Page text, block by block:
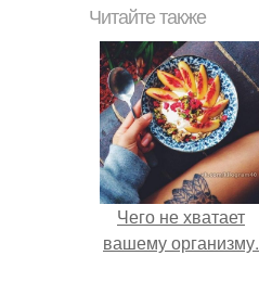
Читайте также
Чего не хватает
вашему организму.